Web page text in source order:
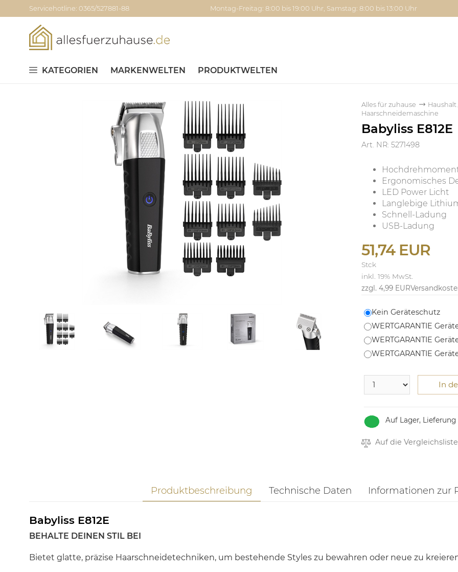
Servicehotline: 0365/527881-88 Montag-Freitag: 8:00 bis 19:00 Uhr, Samstag: 8:00 bis 13:00 Uhr
KATEGORIEN MARKENWELTEN PRODUKTWELTEN
Alles für zuhause
Haarschneidemaschine
Babyliss E812E
Art. NR: 5271498
Ergonomisches
LED Power Licht
Langlebige
Schnell-Ladung
USB-Ladung
51,74 EUR
Stck
inkl. 19% MwSt.
zzgl. 4,99 EUR
Auf Lager, Lieferung
Kein Geräteschutz
WERTGARANTIE
WERTGARANTIE
WERTGARANTIE
In
Auf die Vergleichsliste
Produktbeschreibung Technische Daten Informationen zur
Babyliss E812E
BEHALTE DEINEN STIL BEI
Bietet glatte, präzise Haarschneidetechniken, um bestehende Styles zu bewahren oder neue zu